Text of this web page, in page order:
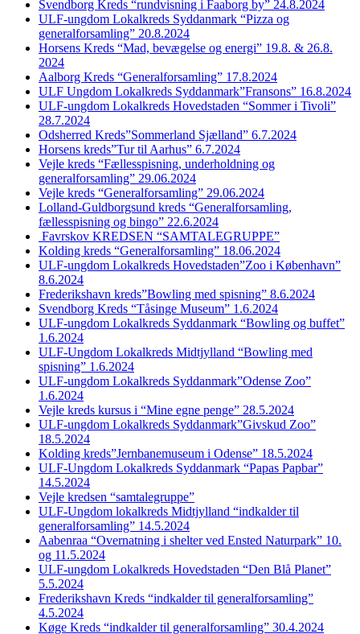
Svendborg Kreds “rundvisning i Faaborg by” 24.8.2024
ULF-ungdom Lokalkreds Syddanmark “Pizza og
generalforsamling” 20.8.2024
Horsens Kreds “Mad, bevægelse og energi” 19.8. & 26.8.
2024
Aalborg Kreds “Generalforsamling” 17.8.2024
ULF Ungdom Lokalkreds Syddanmark”Fransons” 16.8.2024
ULF-ungdom Lokalkreds Hovedstaden “Sommer i Tivoli”
28.7.2024
Odsherred Kreds”Sommerland Sjælland” 6.7.2024
Horsens kreds”Tur til Aarhus” 6.7.2024
Vejle kreds “Fællesspisning, underholdning og
generalforsamling” 29.06.2024
Vejle kreds “Generalforsamling” 29.06.2024
Lolland-Guldborgsund kreds “Generalforsamling,
fællesspisning og bingo” 22.6.2024
Favrskov KREDSEN “SAMTALEGRUPPE”
Kolding kreds “Generalforsamling” 18.06.2024
ULF-ungdom Lokalkreds Hovedstaden”Zoo i København”
8.6.2024
Frederikshavn kreds”Bowling med spisning” 8.6.2024
Svendborg Kreds “Tåsinge Museum” 1.6.2024
ULF-ungdom Lokalkreds Syddanmark “Bowling og buffet”
1.6.2024
ULF-Ungdom Lokalkreds Midtjylland “Bowling med
spisning” 1.6.2024
ULF-ungdom Lokalkreds Syddanmark”Odense Zoo”
1.6.2024
Vejle kreds kursus i “Mine egne penge” 28.5.2024
ULF-ungdom Lokalkreds Syddanmark”Givskud Zoo”
18.5.2024
Kolding kreds”Jernbanemuseum i Odense” 18.5.2024
ULF-Ungdom Lokalkreds Syddanmark “Papas Papbar”
14.5.2024
Vejle kredsen “samtalegruppe”
ULF-Ungdom lokalkreds Midtjylland “indkalder til
generalforsamling” 14.5.2024
Aabenraa “Overnatning i shelter ved Ensted Naturpark” 10.
og 11.5.2024
ULF-ungdom Lokalkreds Hovedstaden “Den Blå Planet”
5.5.2024
Frederikshavn Kreds “indkalder til generalforsamling”
4.5.2024
Køge Kreds “indkalder til generalforsamling” 30.4.2024